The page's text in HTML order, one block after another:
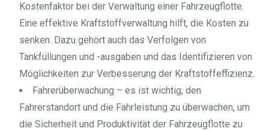
Kostenfaktor bei der Verwaltung einer Fahrzeugflotte.
Eine effektive Kraftstoffverwaltung hilft, die Kosten zu
senken. Dazu gehört auch das Verfolgen von
Tankfüllungen und -ausgaben und das Identifizieren von
Möglichkeiten zur Verbesserung der Kraftstoffeffizienz.
Fahrerüberwachung – es ist wichtig, den
Fahrerstandort und die Fahrleistung zu überwachen, um
die Sicherheit und Produktivität der Fahrzeugflotte zu